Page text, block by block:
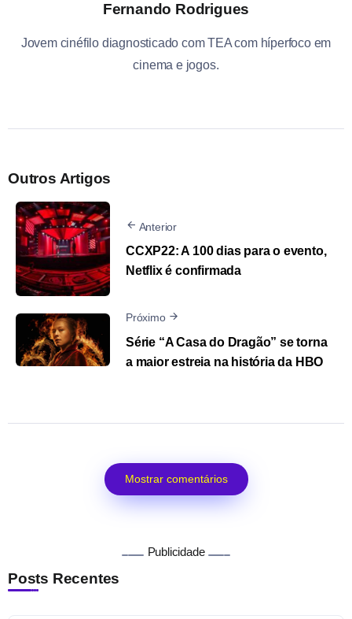
Fernando Rodrigues
Jovem cinéfilo diagnosticado com TEA com híperfoco em
cinema e jogos.
Outros Artigos
Anterior
CCXP22: A 100 dias para o evento,
Netflix é confirmada
Próximo
Série “A Casa do Dragão” se torna
a maior estreia na história da HBO
Mostrar comentários
Publicidade
Posts Recentes